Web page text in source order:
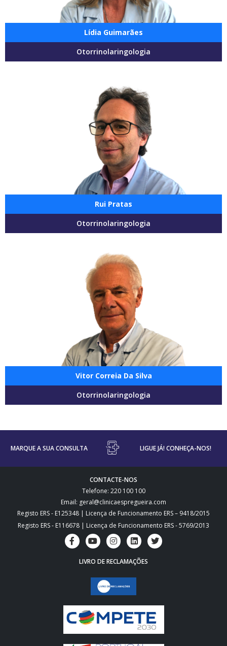
Lídia Guimarães
Otorrinolaringologia
Rui Pratas
Otorrinolaringologia
Vitor Correia Da Silva
Otorrinolaringologia
MARQUE A SUA CONSULTA LIGUE JÁ! CONHEÇA-NOS!
CONTACTE-NOS
Telefone: 220 100 100
Email: geral@clinicaespregueira.com
Registo ERS - E125348 | Licença de Funcionamento ERS – 9418/2015
Registo ERS - E116678 | Licença de Funcionamento ERS - 5769/2013
LIVRO DE RECLAMAÇÕES